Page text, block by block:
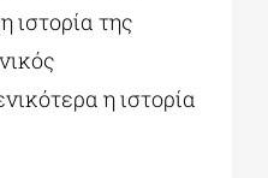
ιστορία της
η ιστορία